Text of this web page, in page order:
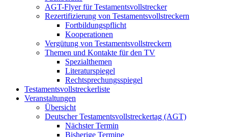
AGT-Flyer für Testamentsvollstrecker
Rezertifizierung von Testamentsvollstreckern
Fortbildungspflicht
Kooperationen
Vergütung von Testamentsvollstreckern
Themen und Kontakte für den TV
Spezialthemen
Literaturspiegel
Rechtsprechungsspiegel
Testamentsvollstreckerliste
Veranstaltungen
Übersicht
Deutscher Testamentsvollstreckertag (AGT)
Nächster Termin
Bisherige Termine